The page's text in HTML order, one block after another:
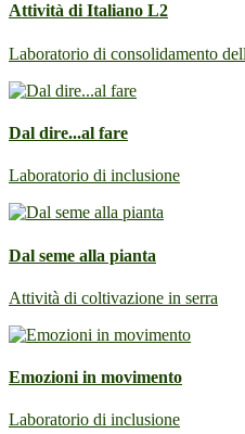
Attività di Italiano L2
Laboratorio di consolidamento
Dal dire...al fare
Laboratorio di inclusione
Dal seme alla pianta
Attività di coltivazione in serra
Emozioni in movimento
Laboratorio di inclusione